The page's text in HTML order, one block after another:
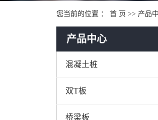
您当前的位置 ： 首 页 >> 产品
产品中心
混凝土桩
双T板
桥梁板